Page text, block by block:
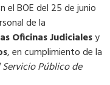
el BOE del 25 de junio
de la
Oficinas Judicialesy
, en cumplimiento de la
Público de